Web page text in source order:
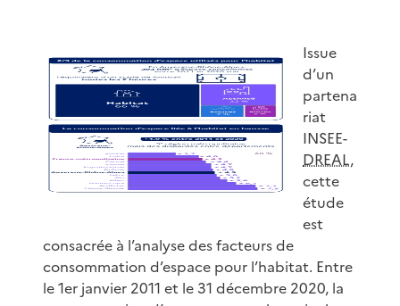
Issue
d’un
partena
riat
INSEE-
DREAL,
cette
étude
est
consacrée à l’analyse des facteurs de
consommation d’espace pour l’habitat. Entre
le 1er janvier 2011 et le 31 décembre 2020, la